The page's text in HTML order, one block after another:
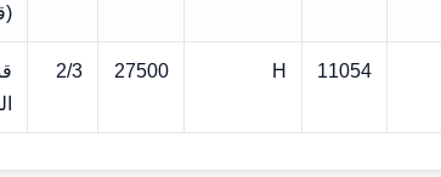
11054
H
27500
2/3